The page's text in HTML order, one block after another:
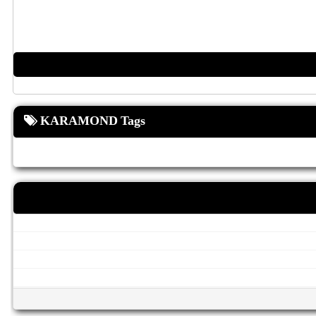
KARAMOND Tags